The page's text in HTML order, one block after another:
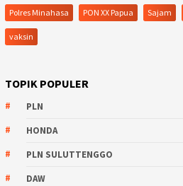
Polres Minahasa PON XX Papua Sajam
vaksin
TOPIK POPULER
PLN
HONDA
PLN SULUTTENGGO
DAW